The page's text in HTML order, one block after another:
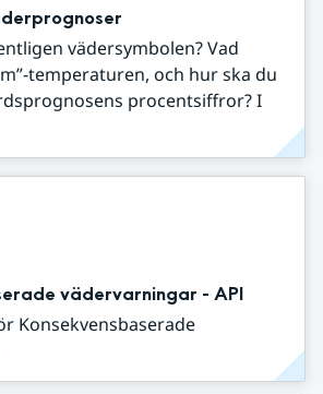
vädersymbolen? Vad
temperaturen, och hur ska du
procentsiffror? I
vädervarningar - API
Konsekvensbaserade